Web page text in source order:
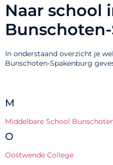
Naar school
In onderstaand overzicht je
Bunschoten-Spakenburg
M
Middelbare School
O
Oostwende College